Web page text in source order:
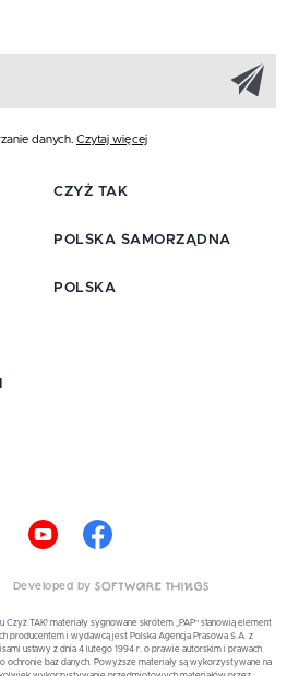
danych. Czytaj więcej
CZYŻ TAK
POLSKA SAMORZĄDNA
POLSKA
Developed by
TAK! materiały sygnowane skrótem „PAP” stanowią element
producentem i wydawcą jest Polska Agencja Prasowa S.A. z
ustawy z dnia 4 lutego 1994 r. o prawie autorskim i prawach
ochronie baz danych. Powyższe materiały są wykorzystywane na